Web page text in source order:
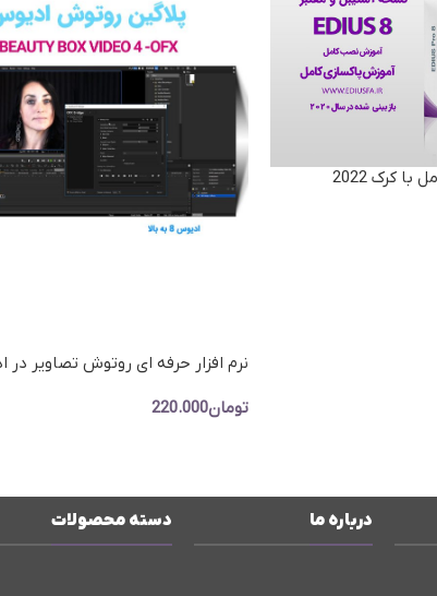
نرم افزار حرفه ای روتوش تصاویر
تومان220.000
درباره ما دسته محصولات